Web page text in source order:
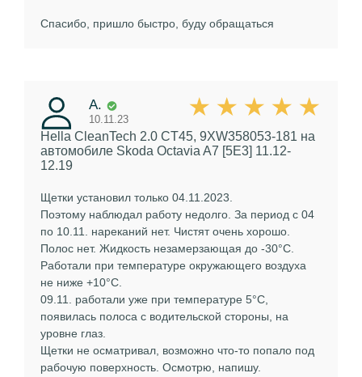
Спасибо, пришло быстро, буду обращаться
А.
10.11.23
Hella CleanTech 2.0 CT45, 9XW358053-181 на
автомобиле Skoda Octavia A7 [5E3] 11.12-
12.19
Щетки установил только 04.11.2023.
Поэтому наблюдал работу недолго. За период с 04
по 10.11. нареканий нет. Чистят очень хорошо.
Полос нет. Жидкость незамерзающая до -30°С.
Работали при температуре окружающего воздуха
не ниже +10°С.
09.11. работали уже при температуре 5°С,
появилась полоса с водительской стороны, на
уровне глаз.
Щетки не осматривал, возможно что-то попало под
рабочую поверхность. Осмотрю, напишу.